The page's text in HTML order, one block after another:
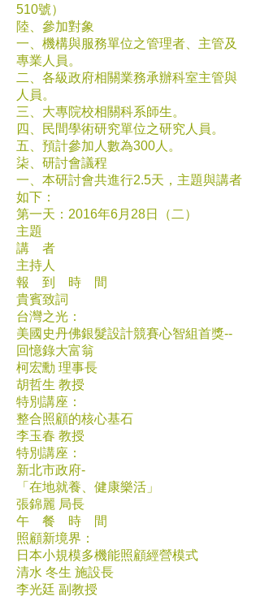
510號）
陸、參加對象
一、機構與服務單位之管理者、主管及
專業人員。
二、各級政府相關業務承辦科室主管與
人員。
三、大專院校相關科系師生。
四、民間學術研究單位之研究人員。
五、預計參加人數為300人。
柒、研討會議程
一、本研討會共進行2.5天，主題與講者
如下：
第一天：2016年6月28日（二）
主題
講 者
主持人
報 到 時 間
貴賓致詞
台灣之光：
美國史丹佛銀髮設計競賽心智組首獎--
回憶錄大富翁
柯宏勳 理事長
胡哲生 教授
特別講座：
整合照顧的核心基石
李玉春 教授
特別講座：
新北市政府-
「在地就養、健康樂活」
張錦麗 局長
午 餐 時 間
照顧新境界：
日本小規模多機能照顧經營模式
清水 冬生 施設長
李光廷 副教授